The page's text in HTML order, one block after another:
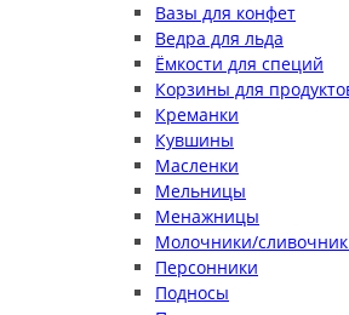
Вазы для конфет
Ведра для льда
Ёмкости для специй
Корзины для
Креманки
Кувшины
Масленки
Мельницы
Менажницы
Молочники/
Персонники
Подносы